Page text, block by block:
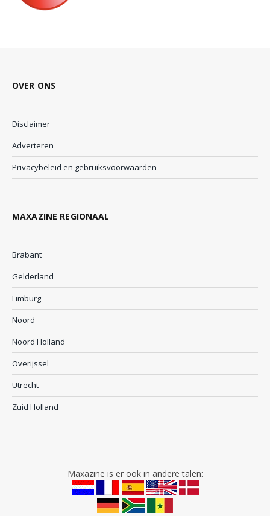
OVER ONS
Disclaimer
Adverteren
Privacybeleid en gebruiksvoorwaarden
MAXAZINE REGIONAAL
Brabant
Gelderland
Limburg
Noord
Noord Holland
Overijssel
Utrecht
Zuid Holland
Maxazine is er ook in andere talen: